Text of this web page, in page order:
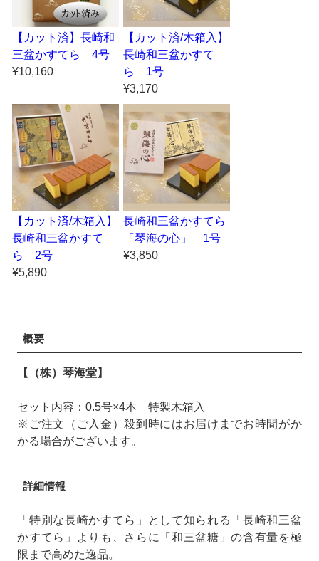
【カット済】長崎和
三盆かすてら 4号
¥10,160
【カット済/木箱入】
長崎和三盆かすて
ら 1号
¥3,170
【カット済/木箱入】
長崎和三盆かすて
ら 2号
¥5,890
長崎和三盆かすてら
「琴海の心」 1号
¥3,850
概要
【（株）琴海堂】
セット内容：0.5号×4本 特製木箱入
※ご注文（ご入金）殺到時にはお届けまでお時間がか
かる場合がございます。
詳細情報
「特別な長崎かすてら」として知られる「長崎和三盆
かすてら」よりも、さらに「和三盆糖」の含有量を極
限まで高めた逸品。